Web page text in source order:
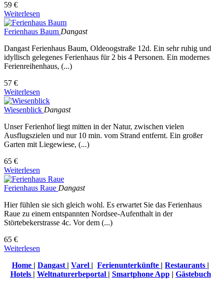
59 €
Weiterlesen
Ferienhaus Baum Dangast
Dangast Ferienhaus Baum, Oldeoogstraße 12d. Ein sehr ruhig und
idyllisch gelegenes Ferienhaus für 2 bis 4 Personen. Ein modernes
Ferienreihenhaus, (...)
57 €
Weiterlesen
Wiesenblick Dangast
Unser Ferienhof liegt mitten in der Natur, zwischen vielen
Ausflugszielen und nur 10 min. vom Strand entfernt. Ein großer
Garten mit Liegewiese, (...)
65 €
Weiterlesen
Ferienhaus Raue Dangast
Hier fühlen sie sich gleich wohl. Es erwartet Sie das Ferienhaus
Raue zu einem entspannten Nordsee-Aufenthalt in der
Störtebekerstrasse 4c. Vor dem (...)
65 €
Weiterlesen
Home | Dangast | Varel | Ferienunterkünfte | Restaurants |
Hotels | Weltnaturerbeportal | Smartphone App| Gästebuch